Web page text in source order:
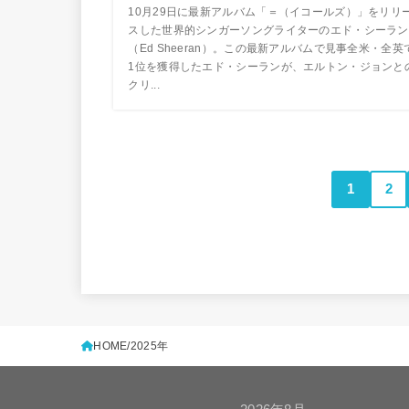
10月29日に最新アルバム「＝（イコールズ）」をリリ
スした世界的シンガーソングライターのエド・シーラン
（Ed Sheeran）。この最新アルバムで見事全米・全英
1位を獲得したエド・シーランが、エルトン・ジョンと
クリ...
1 2
HOME 2025年